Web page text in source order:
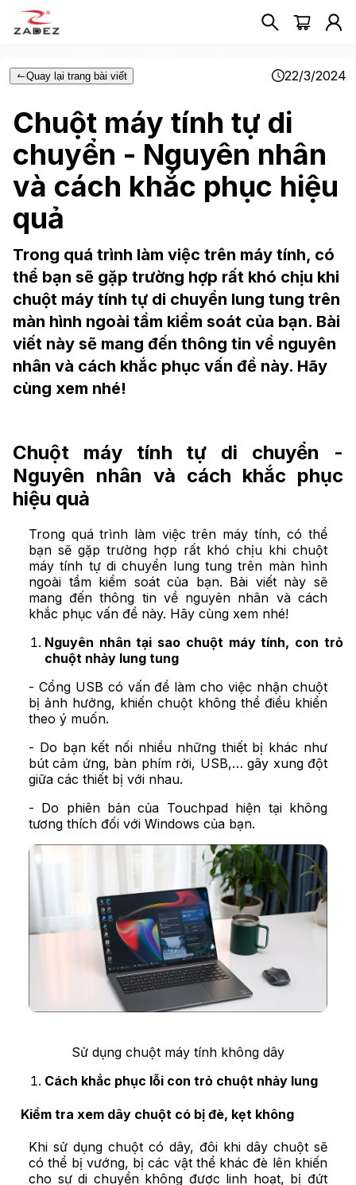
Quay lại trang bài viết 22/3/2024
Chuột máy tính tự di
chuyển - Nguyên nhân
và cách khắc phục hiệu
quả
Trong quá trình làm việc trên máy tính, có
thể bạn sẽ gặp trường hợp rất khó chịu khi
chuột máy tính tự di chuyển lung tung trên
màn hình ngoài tầm kiểm soát của bạn. Bài
viết này sẽ mang đến thông tin về nguyên
nhân và cách khắc phục vấn đề này. Hãy
cùng xem nhé!
Chuột máy tính tự di chuyển -
Nguyên nhân và cách khắc phục
hiệu quả
Trong quá trình làm việc trên máy tính, có thể
bạn sẽ gặp trường hợp rất khó chịu khi chuột
máy tính tự di chuyển lung tung trên màn hình
ngoài tầm kiểm soát của bạn. Bài viết này sẽ
mang đến thông tin về nguyên nhân và cách
khắc phục vấn đề này. Hãy cùng xem nhé!
Nguyên nhân tại sao chuột máy tính, con trỏ
chuột nhảy lung tung
- Cổng USB có vấn đề làm cho việc nhận chuột
bị ảnh hưởng, khiến chuột không thể điều khiển
theo ý muốn.
- Do bạn kết nối nhiều những thiết bị khác như
bút cảm ứng, bàn phím rời, USB,… gây xung đột
giữa các thiết bị với nhau.
- Do phiên bản của Touchpad hiện tại không
tương thích đối với Windows của bạn.
Sử dụng chuột máy tính không dây
Cách khắc phục lỗi con trỏ chuột nhảy lung
Kiểm tra xem dây chuột có bị đè, kẹt không
Khi sử dụng chuột có dây, đôi khi dây chuột sẽ
có thể bị vướng, bị các vật thể khác đè lên khiến
cho sự di chuyển không được linh hoạt, bị đứt